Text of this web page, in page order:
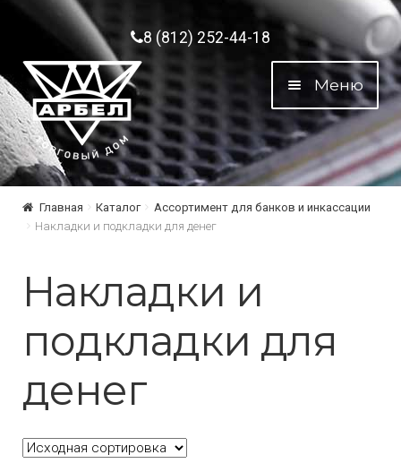
Перейти к навигации
Перейти к содержимому8 (812) 252-44-18
Меню
Главная Каталог
Ассортимент для банков и инкассации
Накладки и подкладки для денег
Накладки и
подкладки для
денег